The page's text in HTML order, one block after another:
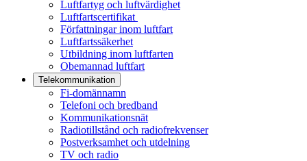
Luftfartyg och luftvärdighet
Luftfartscertifikat
Författningar inom luftfart
Luftfartssäkerhet
Utbildning inom luftfarten
Obemannad luftfart
Telekommunikation
Fi-domännamn
Telefoni och bredband
Kommunikationsnät
Radiotillstånd och radiofrekvenser
Postverksamhet och utdelning
TV och radio